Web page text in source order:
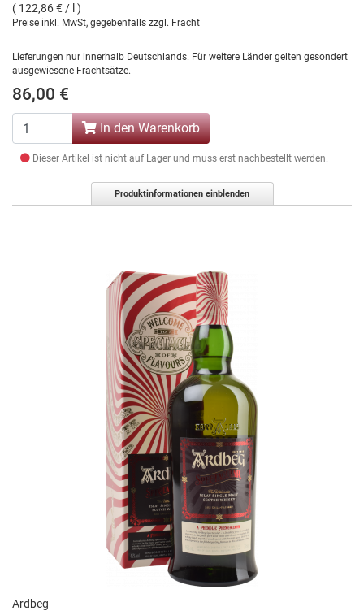
( 122,86 € / l )
Preise inkl. MwSt, gegebenfalls zzgl. Fracht
Lieferungen nur innerhalb Deutschlands. Für weitere Länder gelten gesondert
ausgewiesene Frachtsätze.
86,00 €
In den Warenkorb
Dieser Artikel ist nicht auf Lager und muss erst nachbestellt werden.
Produktinformationen einblenden
Ardbeg